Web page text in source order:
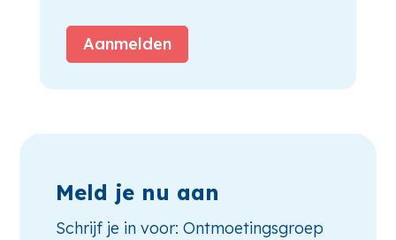
Aanmelden
Meld je nu aan
Schrijf je in voor: Ontmoetingsgroep